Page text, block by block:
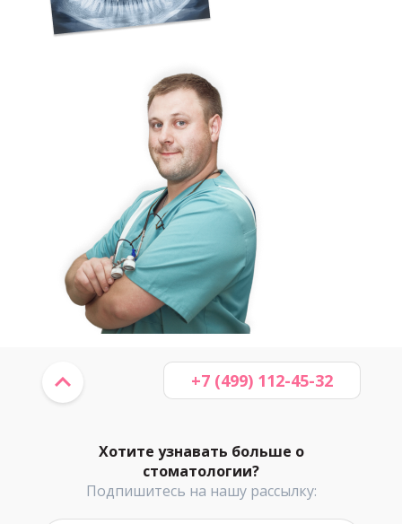
Хотите узнавать больше о
стоматологии?
Подпишитесь на нашу рассылку:
+7 (499) 112-45-32